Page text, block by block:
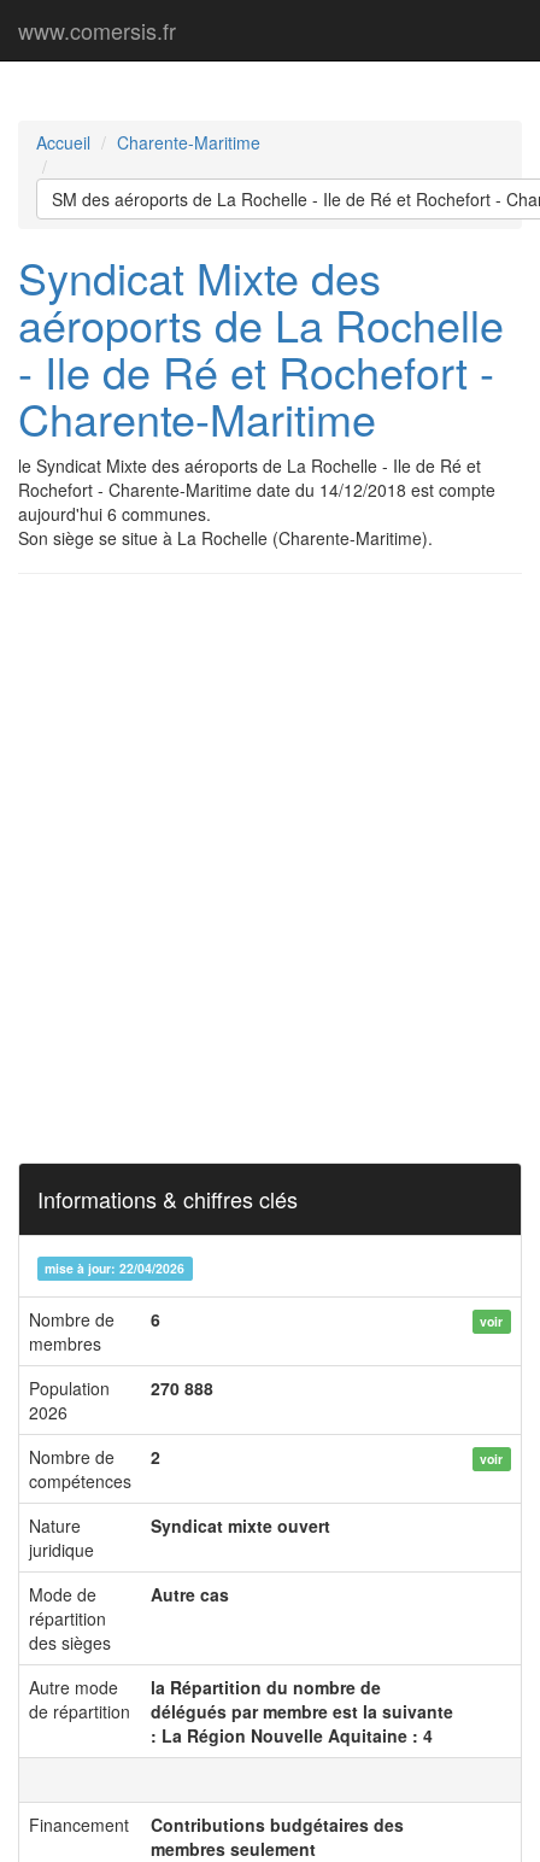
www.comersis.fr
Accueil Charente-Maritime
SM des aéroports de La Rochelle - Ile de Ré et Rochefort -
Syndicat Mixte des
aéroports de La Rochelle
- Ile de Ré et Rochefort -
Charente-Maritime
le Syndicat Mixte des aéroports de La Rochelle - Ile de Ré et
Rochefort - Charente-Maritime date du 14/12/2018 est compte
aujourd'hui 6 communes.
Son siège se situe à La Rochelle (Charente-Maritime).
Informations & chiffres clés
mise à jour: 22/04/2026
Nombre de
membres
6 voir
Population
2026
270 888
Nombre de
compétences
2 voir
Nature
juridique
Syndicat mixte ouvert
Mode de
répartition
des sièges
Autre cas
Autre mode
de répartition
la Répartition du nombre de
délégués par membre est la suivante
: La Région Nouvelle Aquitaine : 4
Financement
Contributions budgétaires des
membres seulement